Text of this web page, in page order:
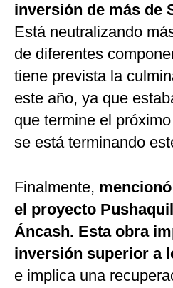
inversión de más de
Está neutralizando
de diferentes
tiene prevista la
este año, ya que
que termine el
se está terminando
Finalmente,
el proyecto
Áncash. Esta obra
inversión superior a
e implica una